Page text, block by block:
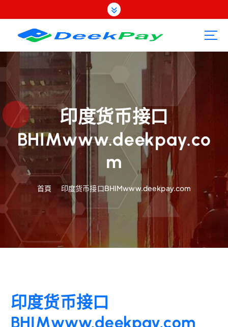
至
印度货币接口
BHIMwww.deekpay.co
m
首頁 印度货币接口BHIMwww.deekpay.com
印度货币接口
BHIMwww.deekpay.com